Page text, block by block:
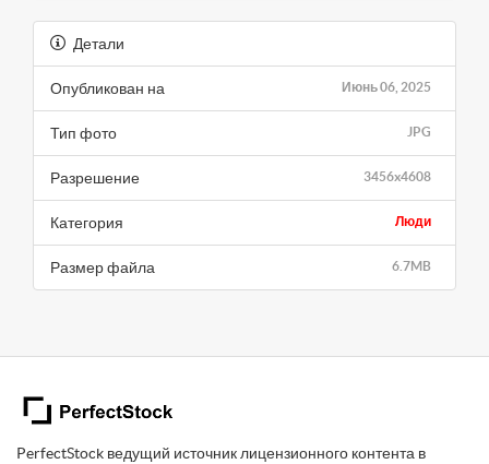
Детали
Июнь 06, 2025
Опубликован на
JPG
Тип фото
3456x4608
Разрешение
Люди
Категория
6.7MB
Размер файла
PerfectStock ведущий источник лицензионного контента в